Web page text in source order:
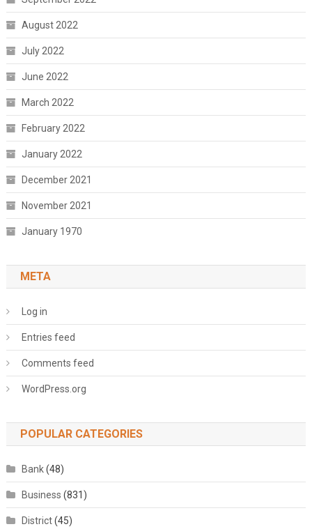
August 2022
July 2022
June 2022
March 2022
February 2022
January 2022
December 2021
November 2021
January 1970
META
Log in
Entries feed
Comments feed
WordPress.org
POPULAR CATEGORIES
Bank(48)
Business (831)
District(45)